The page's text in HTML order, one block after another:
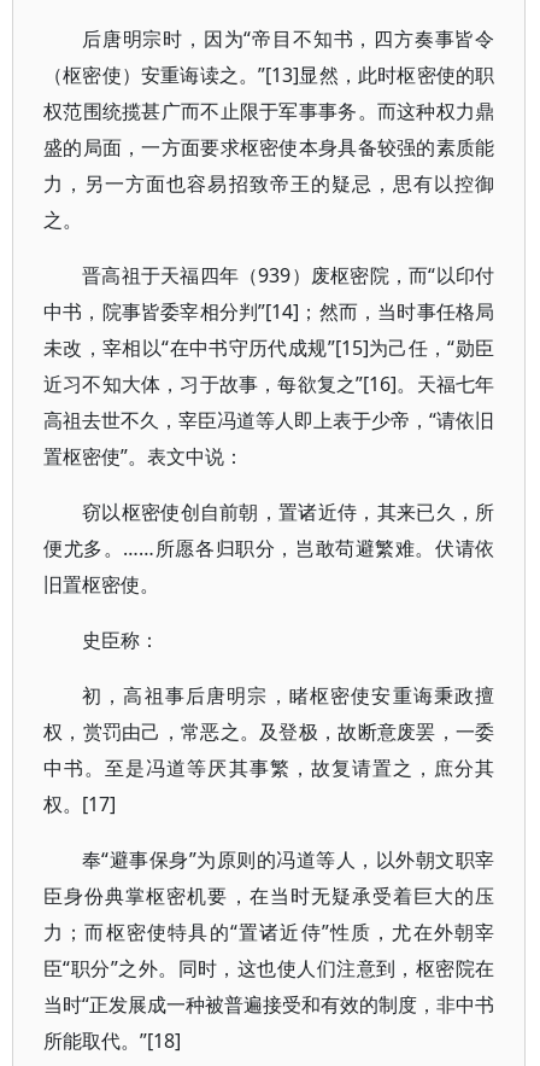
后唐明宗时，因为“帝目不知书，四方奏事皆令
（枢密使）安重诲读之。”[13]显然，此时枢密使的职
权范围统揽甚广而不止限于军事事务。而这种权力鼎
盛的局面，一方面要求枢密使本身具备较强的素质能
力，另一方面也容易招致帝王的疑忌，思有以控御
之。
晋高祖于天福四年（939）废枢密院，而“以印付
中书，院事皆委宰相分判”[14]；然而，当时事任格局
未改，宰相以“在中书守历代成规”[15]为己任，“勋臣
近习不知大体，习于故事，每欲复之”[16]。天福七年
高祖去世不久，宰臣冯道等人即上表于少帝，“请依旧
置枢密使”。表文中说：
窃以枢密使创自前朝，置诸近侍，其来已久，所
便尤多。……所愿各归职分，岂敢苟避繁难。伏请依
旧置枢密使。
史臣称：
初，高祖事后唐明宗，睹枢密使安重诲秉政擅
权，赏罚由己，常恶之。及登极，故断意废罢，一委
中书。至是冯道等厌其事繁，故复请置之，庶分其
权。[17]
奉“避事保身”为原则的冯道等人，以外朝文职宰
臣身份典掌枢密机要，在当时无疑承受着巨大的压
力；而枢密使特具的“置诸近侍”性质，尤在外朝宰
臣“职分”之外。同时，这也使人们注意到，枢密院在
当时“正发展成一种被普遍接受和有效的制度，非中书
所能取代。”[18]